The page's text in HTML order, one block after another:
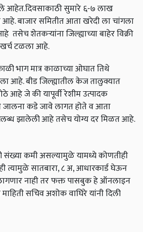
आहेत.दिवसाकाठी सुमारे ६-७ लाख
बाजार समितीत आता खरेदी ला चांगला
तसेच शेतकऱ्यांना जिल्ह्याच्या बाहेर विक्री
टळला आहे.
भाग मात्र काळाच्या ओघात तिथे
आहे. बीड जिल्ह्यातील केज तालुक्यात
आहे जे की यापूर्वी रेशीम उत्पादक
जालना कडे जावे लागत होते व आता
झालेली आहे तसेच योग्य दर मिळत आहे.
संख्या कमी असल्यामुळे यामध्ये कोणतीही
त्यामुळे सातबारा, ८ अ, आधारकार्ड घेऊन
नाही तर फक्त पासबुक हे ऑनलाइन
सचिव अशोक वाघिरे यांनी दिली